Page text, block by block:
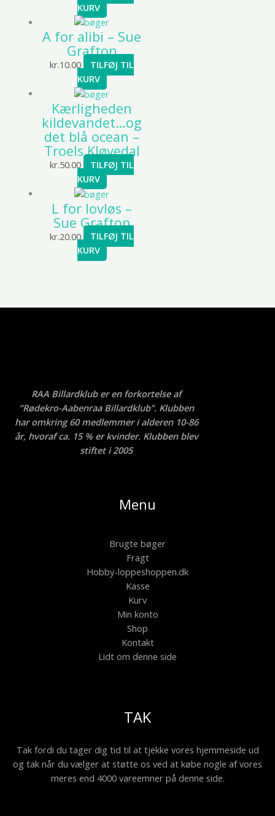
KURV
A for alibi – Sue
Grafton
kr.10.00
TILFØJ TIL
KURV
Kærligheden
kildevandet…og
det blå ocean –
Troels Kløvedal
kr.50.00
TILFØJ TIL
KURV
L for lovløs –
Sue Grafton
kr.20.00
TILFØJ TIL
KURV
RAA Billardklub er en forkortelse af
”Rødekro-Aabenraa Billardklub”. Klubben
har omkring 60 medlemmer i alderen 10-86
år, hvoraf ca. 15 % er kvinder. Klubben blev
stiftet i 2005
Menu
Brugte bøger
Fragt
Hobby-loppeshoppen.dk
Kasse
Kurv
Min konto
Shop
Kontakt
Lidt om denne side
TAK
Tak fordi du tager dig tid til at tjekke vores hjemmeside ud
og tak når du vælger at støtte os ved at købe nogle af vores
meres end 4000 vareemner på denne side.